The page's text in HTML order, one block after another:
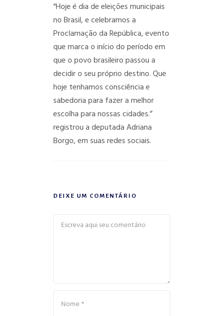
“Hoje é dia de eleições municipais
no Brasil, e celebramos a
Proclamação da República, evento
que marca o início do período em
que o povo brasileiro passou a
decidir o seu próprio destino. Que
hoje tenhamos consciência e
sabedoria para fazer a melhor
escolha para nossas cidades.”
registrou a deputada Adriana
Borgo, em suas redes sociais.
DEIXE UM COMENTÁRIO